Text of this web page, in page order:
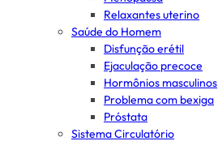
Relaxantes uterino
Saúde do Homem
Disfunção erétil
Ejaculação precoce
Hormônios masculinos
Problema com bexiga
Próstata
Sistema Circulatório